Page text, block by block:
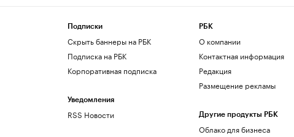
Подписки
Скрыть баннеры на РБК
Подписка на РБК
Корпоративная подписка
Уведомления
RSS Новости
РБК
О компании
Контактная информация
Редакция
Размещение рекламы
Другие продукты РБК
Облако для бизнеса